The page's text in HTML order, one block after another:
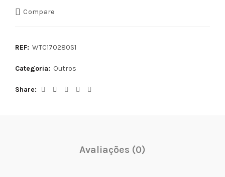
€1108,54.
Compare
REF: WTC170280S1
Categoria: Outros
Share
Avaliações (0)